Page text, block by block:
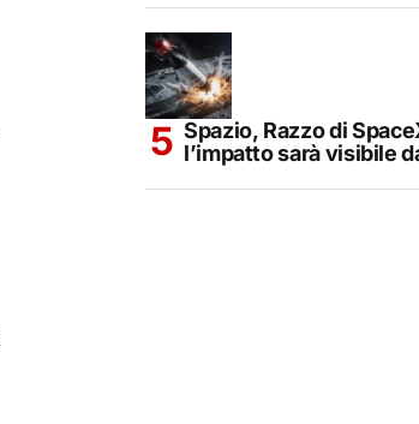
Spazio, Razzo di
l’impatto sarà visibile